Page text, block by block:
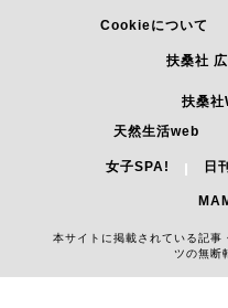
Cookieについて
扶桑社
扶桑社
天然生活web
女子SPA! 日
本サイトに掲載されている記事
ツの無断